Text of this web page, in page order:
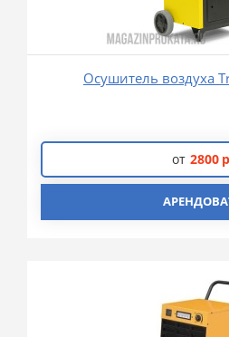
Осушитель воздуха
от 2800